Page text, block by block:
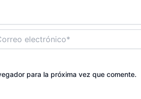
para la próxima vez que comente.